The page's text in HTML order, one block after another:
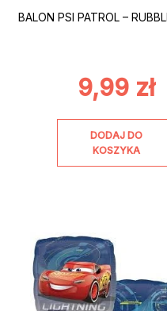
BALON PSI PATROL –
9,99 zł
DODAJ DO
KOSZYKA